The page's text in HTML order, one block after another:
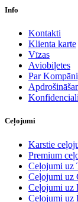
Info
Kontakti
Klienta karte
Vīzas
Aviobiļetes
Par
Ceļojumi
Karstie
Premium
Ceļojumi uz
Ceļojumi uz
Ceļojumi uz
Ceļojumi uz